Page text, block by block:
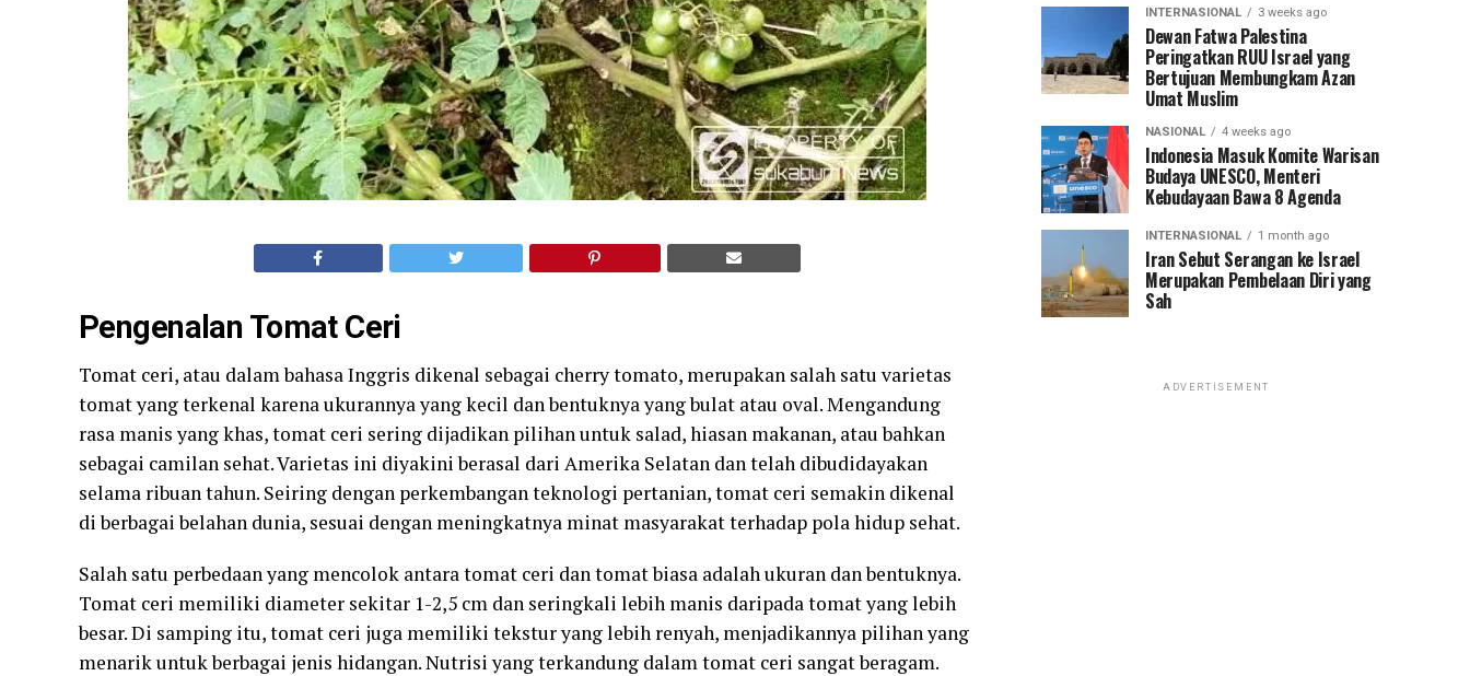
Pengenalan Tomat Ceri
Tomat ceri, atau dalam bahasa Inggris dikenal sebagai cherry tomato, merupakan salah satu varietas
tomat yang terkenal karena ukurannya yang kecil dan bentuknya yang bulat atau oval. Mengandung
rasa manis yang khas, tomat ceri sering dijadikan pilihan untuk salad, hiasan makanan, atau bahkan
sebagai camilan sehat. Varietas ini diyakini berasal dari Amerika Selatan dan telah dibudidayakan
selama ribuan tahun. Seiring dengan perkembangan teknologi pertanian, tomat ceri semakin dikenal
di berbagai belahan dunia, sesuai dengan meningkatnya minat masyarakat terhadap pola hidup sehat.
Salah satu perbedaan yang mencolok antara tomat ceri dan tomat biasa adalah ukuran dan bentuknya.
Tomat ceri memiliki diameter sekitar 1-2,5 cm dan seringkali lebih manis daripada tomat yang lebih
besar. Di samping itu, tomat ceri juga memiliki tekstur yang lebih renyah, menjadikannya pilihan yang
menarik untuk berbagai jenis hidangan. Nutrisi yang terkandung dalam tomat ceri sangat beragam.
INTERNASIONAL 3 weeks ago
Dewan Fatwa Palestina
Peringatkan RUU Israel yang
Bertujuan Membungkam Azan
Umat Muslim
NASIONAL 4 weeks ago
Indonesia Masuk Komite Warisan
Budaya UNESCO, Menteri
Kebudayaan Bawa 8 Agenda
INTERNASIONAL 1 month ago
Iran Sebut Serangan ke Israel
Merupakan Pembelaan Diri yang
Sah
ADVERTISEMENT